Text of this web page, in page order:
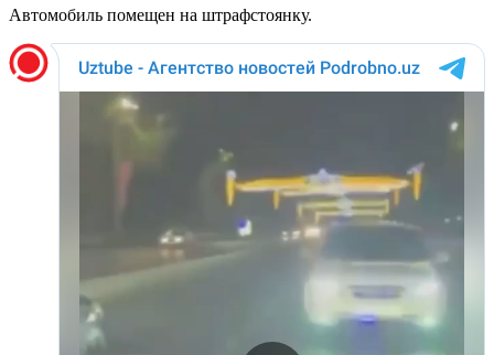
Автомобиль помещен на штрафстоянку.